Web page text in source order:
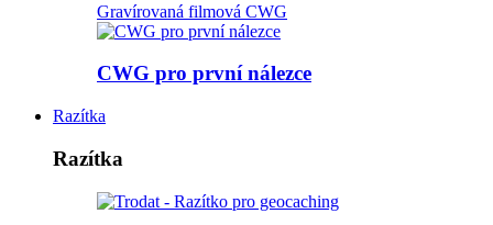
Gravírovaná filmová CWG
CWG pro první nálezce
Razítka
Razítka